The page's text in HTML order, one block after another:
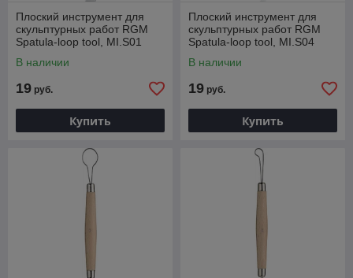
Плоский инструмент для
скульптурных работ RGM
Spatula-loop tool, MI.S01
В наличии
19 руб.
Купить
Плоский инструмент для
скульптурных работ RGM
Spatula-loop tool, MI.S04
В наличии
19 руб.
Купить